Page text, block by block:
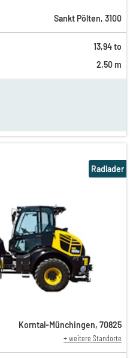
Sankt Pölten, 3100
13,94 to
2,50 m
Radlader
Korntal-Münchingen, 70825
+ weitere Standorte